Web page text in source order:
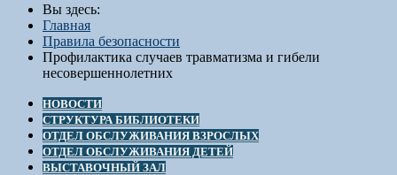
Вы здесь:
Главная
Правила безопасности
Профилактика случаев травматизма и гибели
несовершеннолетних
НОВОСТИ
СТРУКТУРА БИБЛИОТЕКИ
ОТДЕЛ ОБСЛУЖИВАНИЯ ВЗРОСЛЫХ
ОТДЕЛ ОБСЛУЖИВАНИЯ ДЕТЕЙ
ВЫСТАВОЧНЫЙ ЗАЛ